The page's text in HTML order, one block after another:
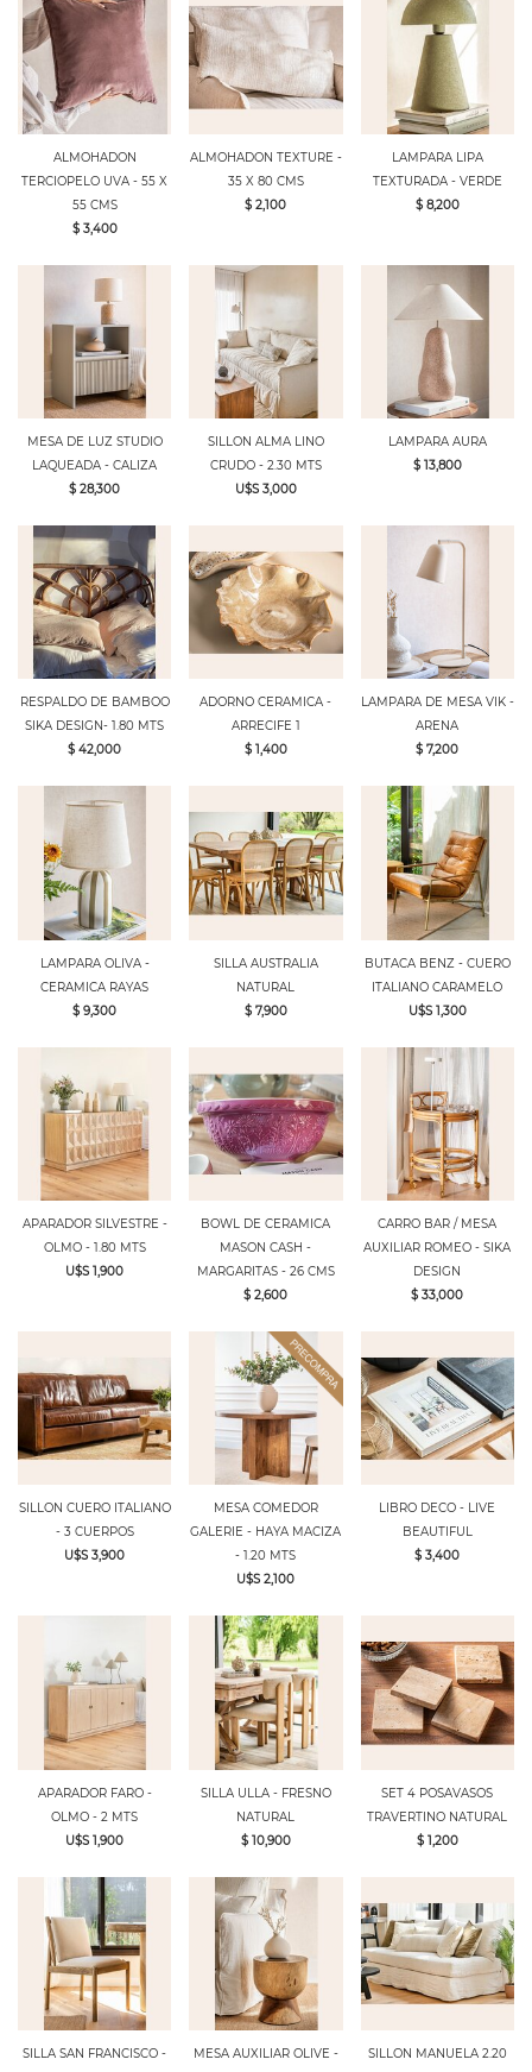
ALMOHADON
TERCIOPELO UVA - 55 X
55 CMS
$ 3,400
ALMOHADON TEXTURE -
35 X 80 CMS
$ 2,100
LAMPARA LIPA
TEXTURADA - VERDE
$ 8,200
MESA DE LUZ STUDIO
LAQUEADA - CALIZA
$ 28,300
SILLON ALMA LINO
CRUDO - 2.30 MTS
U$S 3,000
LAMPARA AURA
$ 13,800
RESPALDO DE BAMBOO
SIKA DESIGN- 1.80 MTS
$ 42,000
ADORNO CERAMICA -
ARRECIFE 1
$ 1,400
LAMPARA DE MESA VIK -
ARENA
$ 7,200
LAMPARA OLIVA -
CERAMICA RAYAS
$ 9,300
SILLA AUSTRALIA
NATURAL
$ 7,900
BUTACA BENZ - CUERO
ITALIANO CARAMELO
U$S 1,300
APARADOR SILVESTRE -
OLMO - 1.80 MTS
U$S 1,900
BOWL DE CERAMICA
MASON CASH -
MARGARITAS - 26 CMS
$ 2,600
CARRO BAR / MESA
AUXILIAR ROMEO - SIKA
DESIGN
$ 33,000
SILLON CUERO ITALIANO
- 3 CUERPOS
U$S 3,900
MESA COMEDOR
GALERIE - HAYA MACIZA
- 1.20 MTS
U$S 2,100
LIBRO DECO - LIVE
BEAUTIFUL
$ 3,400
APARADOR FARO -
OLMO - 2 MTS
U$S 1,900
SILLA ULLA - FRESNO
NATURAL
$ 10,900
SET 4 POSAVASOS
TRAVERTINO NATURAL
$ 1,200
SILLA SAN FRANCISCO -
MESA AUXILIAR OLIVE -
SILLON MANUELA 2.20